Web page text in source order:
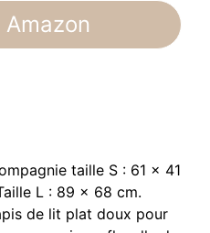
taille S : 61 x 41
L : 89 x 68 cm.
de lit plat doux pour